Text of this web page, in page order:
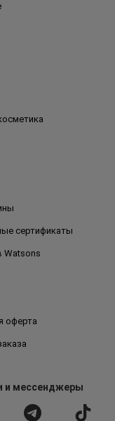
сертификаты
Watsons
оферта
и мессенджеры